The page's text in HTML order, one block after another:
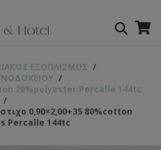
ΕΞΟΠΛΙΣΜΟΣ /
/
20%polyester Percalle 144tc
/
0,90×2,00+35 80%cotton
Percalle 144tc